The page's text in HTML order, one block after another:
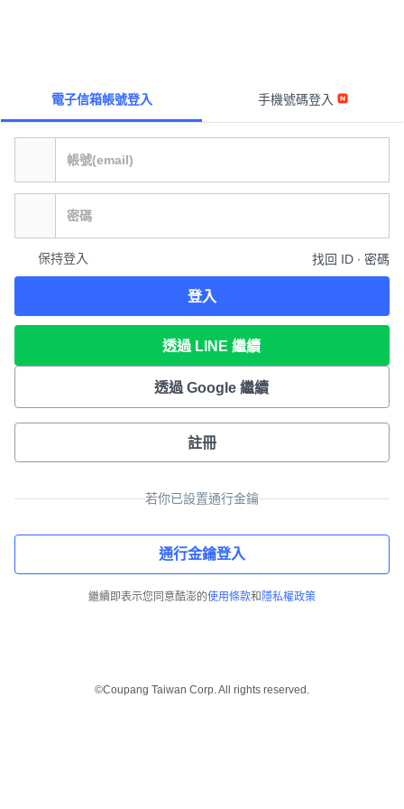
電子信箱帳號登入 手機號碼登入
保持登入 找回 ID ∙ 密碼
登入
透過 LINE 繼續
透過 Google 繼續
註冊
若你已設置通行金鑰
通行金鑰登入
繼續即表示您同意酷澎的使用條款和 隱私權政策
©Coupang Taiwan Corp. All rights reserved.